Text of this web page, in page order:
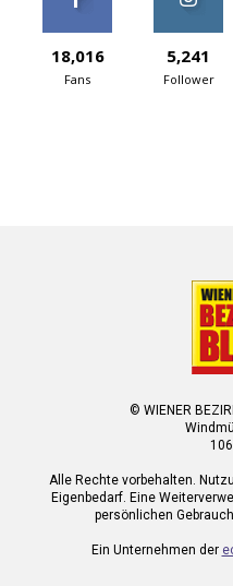
18,016
Fans
5,241
Follower
© WIENER
Alle Rechte vorbehalten.
Eigenbedarf. Eine
persönlichen
Ein Unternehmen der